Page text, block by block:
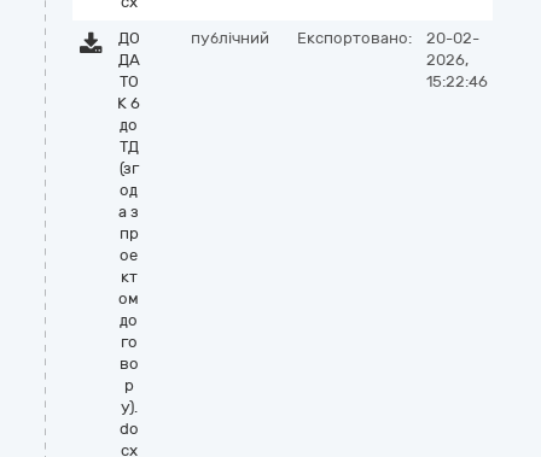
ДО
ДА
ТО
К 6
до
ТД
(зг
од
а з
пр
ое
кт
ом
до
го
во
р
у).
do
cx
публічний Експортовано:
20-02-
2026,
15:22:46